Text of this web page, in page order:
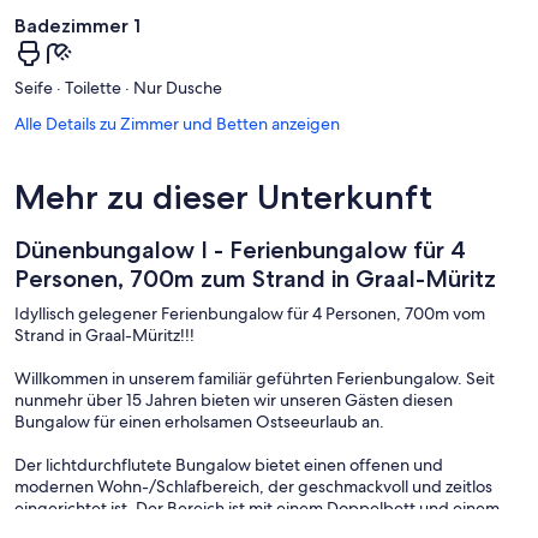
Badezimmer 1
Seife · Toilette · Nur Dusche
Alle Details zu Zimmer und Betten anzeigen
Mehr zu dieser Unterkunft
Dünenbungalow I - Ferienbungalow für 4
Personen, 700m zum Strand in Graal-Müritz
Idyllisch gelegener Ferienbungalow für 4 Personen, 700m vom
Strand in Graal-Müritz!!!
Willkommen in unserem familiär geführten Ferienbungalow. Seit
nunmehr über 15 Jahren bieten wir unseren Gästen diesen
Bungalow für einen erholsamen Ostseeurlaub an.
Der lichtdurchflutete Bungalow bietet einen offenen und
modernen Wohn-/Schlafbereich, der geschmackvoll und zeitlos
eingerichtet ist. Der Bereich ist mit einem Doppelbett und einem